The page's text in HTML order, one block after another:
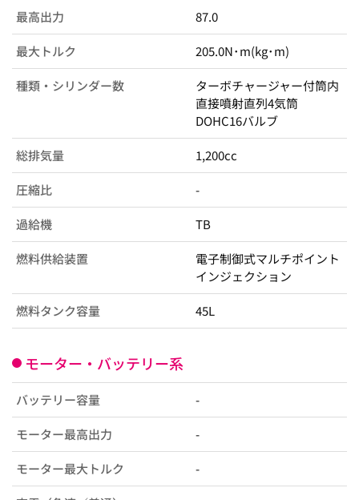
最高出力 87.0
最大トルク 205.0N･m(kg･m)
種類・シリンダー数
ターボチャージャー付筒内
直接噴射直列4気筒
DOHC16バルブ
総排気量 1,200cc
圧縮比 -
過給機 TB
燃料供給装置
電子制御式マルチポイント
インジェクション
燃料タンク容量 45L
モーター・バッテリー系
バッテリー容量 -
モーター最高出力 -
モーター最大トルク -